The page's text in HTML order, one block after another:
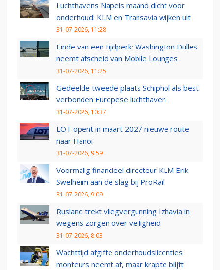
Luchthavens Napels maand dicht voor
onderhoud: KLM en Transavia wijken uit
31-07-2026, 11:28
Einde van een tijdperk: Washington Dulles
neemt afscheid van Mobile Lounges
31-07-2026, 11:25
Gedeelde tweede plaats Schiphol als best
verbonden Europese luchthaven
31-07-2026, 10:37
LOT opent in maart 2027 nieuwe route
naar Hanoi
31-07-2026, 9:59
Voormalig financieel directeur KLM Erik
Swelheim aan de slag bij ProRail
31-07-2026, 9:09
Rusland trekt vliegvergunning Izhavia in
wegens zorgen over veiligheid
31-07-2026, 8:03
Wachttijd afgifte onderhoudslicenties
monteurs neemt af, maar krapte blijft